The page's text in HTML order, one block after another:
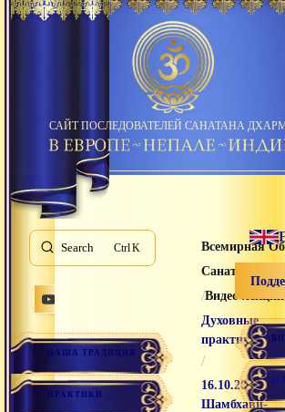
САЙТ ПОСЛЕДОВАТЕЛЕЙ САНАТАНА
Search K
НАША ТРАДИЦИЯ
ПРАКТИКИ
Всемирная
Санатана
/Видео лекции/
Духовные
практики
/
16.10.2006
Шамбхави-